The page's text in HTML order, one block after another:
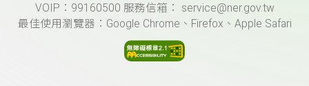
VOIP：99160500 服務信箱： service@ner.gov.tw
最佳使用瀏覽器：Google Chrome、Firefox、Apple Safari